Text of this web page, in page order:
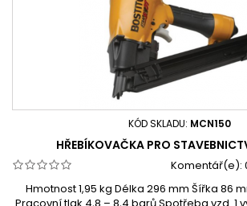
KÓD SKLADU: MCN150
HŘEBÍKOVAČKA PRO
Komentář(e):
Hmotnost 1,95 kg Délka 296 mm Šířka 86